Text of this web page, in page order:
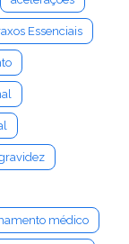
Essenciais
médico